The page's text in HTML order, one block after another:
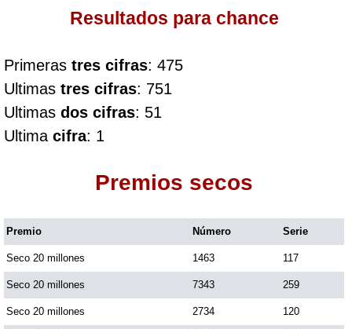
Chontico Noche
Culona día
Culona noche
Dorado Tarde
Dorado Noche
Fantástica Día
Resultados para chance
Primeras tres cifras: 475
Ultimas tres cifras: 751
Ultimas dos cifras: 51
Ultima cifra: 1
Premios secos
Premio Número Serie
Seco 20 millones 1463 117
Seco 20 millones 7343 259
Seco 20 millones 2734 120